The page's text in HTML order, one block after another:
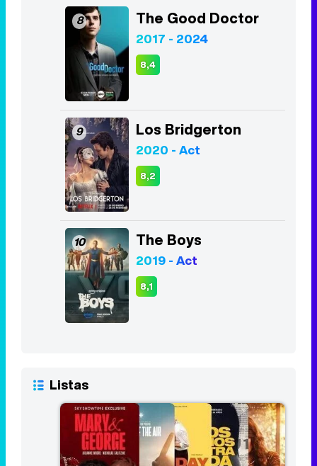
9 Los Bridgerton
2020 - Act
8,2
10 The Boys
2019 - Act
8,1
Listas
Las 10 mejores series del primer
trimestre de 2024